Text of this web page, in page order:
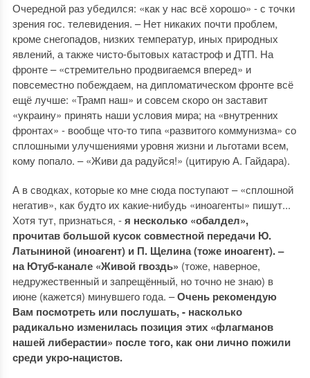
Очередной раз убедился: «как у нас всё хорошо» - с точки
зрения гос. телевидения. – Нет никаких почти проблем,
кроме снегопадов, низких температур, иных природных
явлений, а также чисто-бытовых катастроф и ДТП. На
фронте – «стремительно продвигаемся вперед» и
повсеместно побеждаем, на дипломатическом фронте всё
ещё лучше: «Трамп наш» и совсем скоро он заставит
«украину» принять наши условия мира; на «внутренних
фронтах» - вообще что-то типа «развитого коммунизма» со
сплошными улучшениями уровня жизни и льготами всем,
кому попало. – «Живи да радуйся!» (цитирую А. Гайдара).
А в сводках, которые ко мне сюда поступают – «сплошной
негатив», как будто их какие-нибудь «иноагенты» пишут...
Хотя тут, признаться, -я несколько «обалдел»,
прочитав большой кусок совместной передачи Ю.
Латыниной (иноагент) и П. Щелина (тоже иноагент). –
на Ютуб-канале «Живой гвоздь» (тоже, наверное,
недружественный и запрещённый, но точно не знаю) в
июне (кажется) минувшего года. –Очень рекомендую
Вам посмотреть или послушать, - насколько
радикально изменилась позиция этих «флагманов
нашей либерастии» после того, как они лично пожили
среди укро-нацистов.